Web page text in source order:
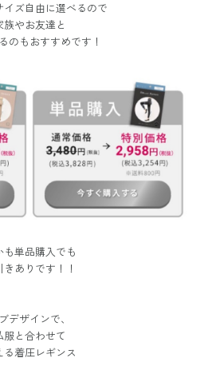
イズ自由に選べるので
族やお友達と
のもおすすめです！
も単品購入でも
きありです！！
デザインで、
服と合わせて
る着圧レギンス